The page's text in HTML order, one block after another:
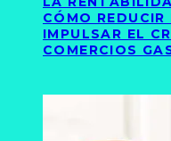
CÓMO REDUCIR
IMPULSAR EL
COMERCIOS